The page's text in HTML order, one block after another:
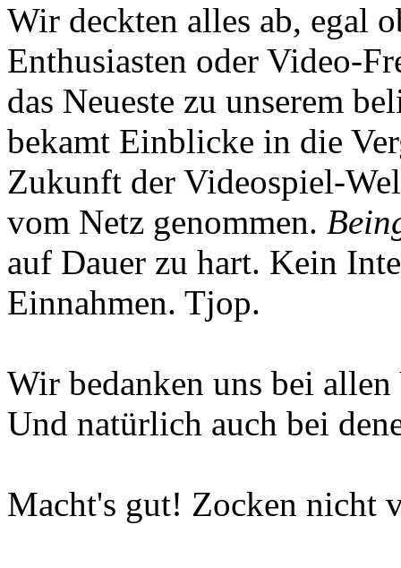
Wir deckten alles ab, egal
Enthusiasten oder Video-
das Neueste zu unserem
bekamt Einblicke in die
Zukunft der Videospiel-
vom Netz genommen.
auf Dauer zu hart. Kein
Einnahmen. Tjop.
Wir bedanken uns bei
Und natürlich auch bei
Macht's gut! Zocken nicht